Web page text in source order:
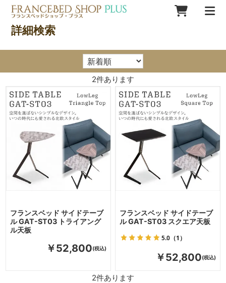
詳細検索
2件あります
フランスベッド サイドテーブ
ル GAT-ST03 トライアング
ル天板
￥52,800
フランスベッド サイドテーブ
ル GAT-ST03 スクエア天板
5.0（1）
￥52,800
2件あります